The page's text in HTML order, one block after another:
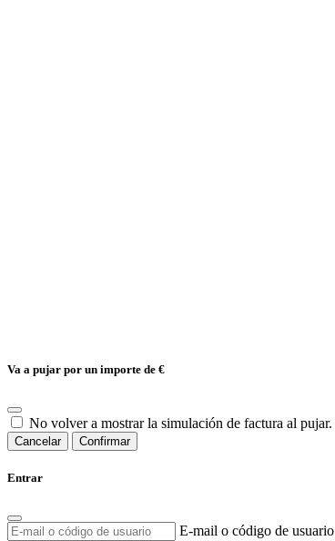
Va a pujar por un importe de €
No volver a mostrar la simulación de factura al pujar.
Cancelar Confirmar
Entrar
E-mail o código de usuario